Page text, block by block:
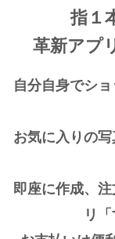
指１
革新アプ
自分自身でシ
お気に入りの
即座に作成、
リ